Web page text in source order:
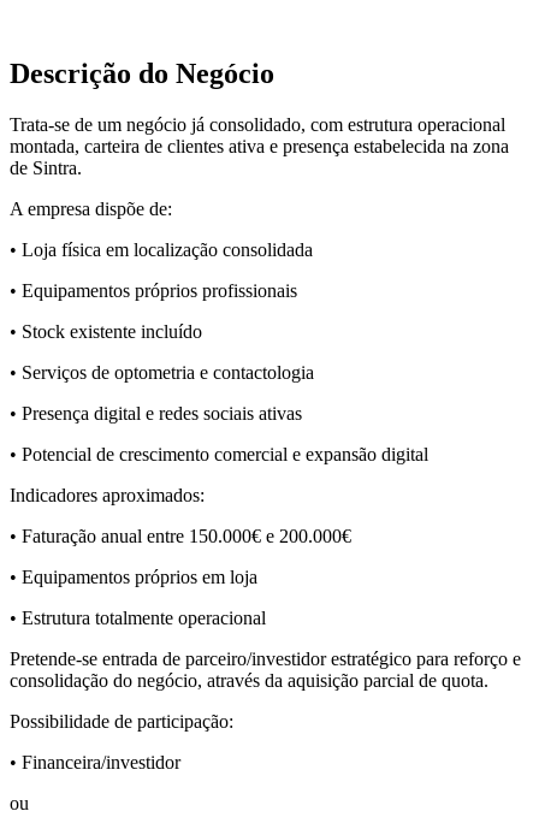
Descrição do Negócio
Trata-se de um negócio já consolidado, com estrutura operacional
montada, carteira de clientes ativa e presença estabelecida na zona
de Sintra.
A empresa dispõe de:
• Loja física em localização consolidada
• Equipamentos próprios profissionais
• Stock existente incluído
• Serviços de optometria e contactologia
• Presença digital e redes sociais ativas
• Potencial de crescimento comercial e expansão digital
Indicadores aproximados:
• Faturação anual entre 150.000€ e 200.000€
• Equipamentos próprios em loja
• Estrutura totalmente operacional
Pretende-se entrada de parceiro/investidor estratégico para reforço e
consolidação do negócio, através da aquisição parcial de quota.
Possibilidade de participação:
• Financeira/investidor
ou